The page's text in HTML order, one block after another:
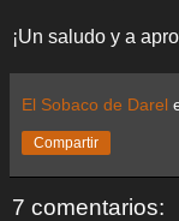
¡Un saludo y a
El Sobaco de Darel
Compartir
7 comentarios: